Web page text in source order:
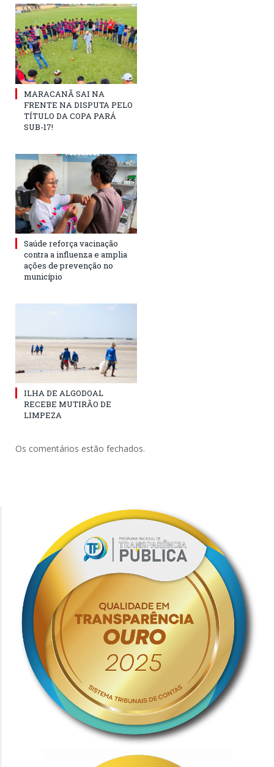
MARACANÃ SAI NA
FRENTE NA DISPUTA PELO
TÍTULO DA COPA PARÁ
SUB-17!
Saúde reforça vacinação
contra a influenza e amplia
ações de prevenção no
município
ILHA DE ALGODOAL
RECEBE MUTIRÃO DE
LIMPEZA
Os comentários estão fechados.